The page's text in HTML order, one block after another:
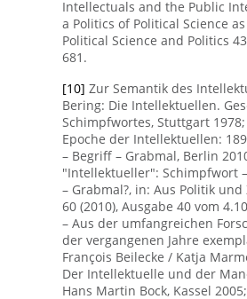
Intellectuals and the Public
a Politics of Political Science
Political Science and Politics
681.
[10] Zur Semantik des
Bering: Die Intellektuellen.
Schimpfwortes, Stuttgart
Epoche der Intellektuellen:
– Begriff – Grabmal, Berlin
"Intellektueller": Schimpfwort
– Grabmal?, in: Aus Politik
60 (2010), Ausgabe 40 vom
– Aus der umfangreichen
der vergangenen Jahre
François Beilecke / Katja
Der Intellektuelle und der
Hans Martin Bock, Kassel